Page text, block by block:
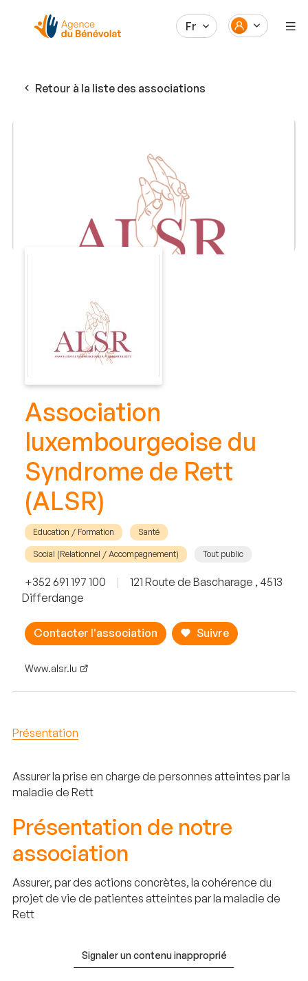
Fr
Retour à la liste des associations
Association
luxembourgeoise du
Syndrome de Rett
(ALSR)
Education / Formation Santé
Social (Relationnel / Accompagnement) Tout public
+352 691 197 100 |
121 Route de Bascharage , 4513
Differdange
Contacter l'association Suivre
Www.alsr.lu
Présentation
Assurer la prise en charge de personnes atteintes par la
maladie de Rett
Présentation de notre
association
Assurer, par des actions concrètes, la cohérence du
projet de vie de patientes atteintes par la maladie de
Rett
Signaler un contenu inapproprié